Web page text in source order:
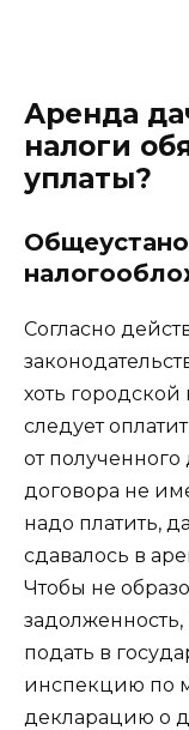
Аренда
налоги
уплаты?
Согласно
хоть
следует
от
договора не
надо платить,
сдавалось в
Чтобы не
подать в
инспекцию по
декларацию о